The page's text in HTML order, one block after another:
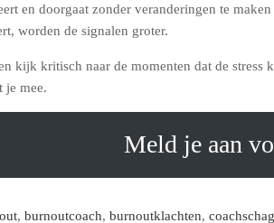
en doorgaat zonder veranderingen te
worden de signalen groter.
kijk kritisch naar de momenten dat de
je mee.
Meld je aan
, burnoutcoach, burnoutklachten,